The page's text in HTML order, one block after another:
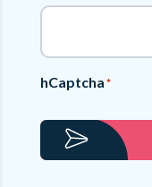
hCaptcha*